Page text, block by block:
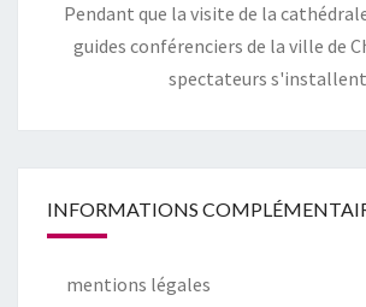
Pendant que la visite de la
guides conférenciers de la ville de
spectateurs
INFORMATIONS
mentions légales